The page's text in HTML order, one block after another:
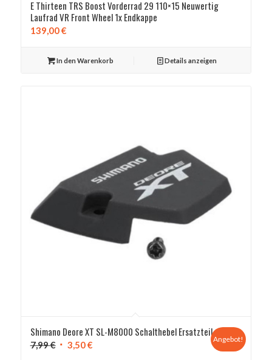
E Thirteen TRS Boost Vorderrad 29 110×15 Neuwertig
Laufrad VR Front Wheel 1x Endkappe
139,00€
In den Warenkorb Details anzeigen
Shimano Deore XT SL-M8000 Schalthebel Ersatzteil
7,99€ Ursprünglicher
3,50€Aktueller
Angebot!